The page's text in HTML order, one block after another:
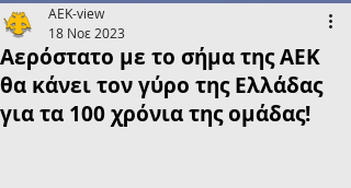
Αερόστατο με το σήμα της ΑΕΚ
θα κάνει τον γύρο της Ελλάδας
για τα 100 χρόνια της ομάδας!
AEK-view
18 Νοε 2023